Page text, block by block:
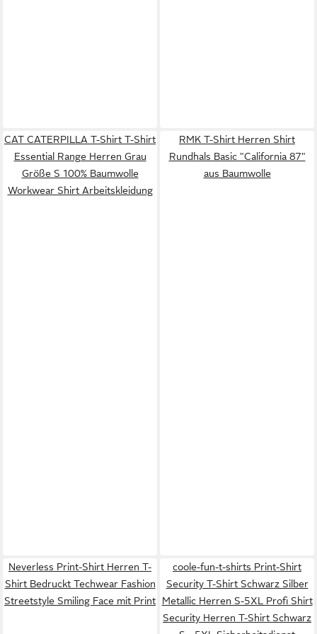
CAT CATERPILLA T-Shirt T-Shirt
Essential Range Herren Grau
Größe S 100% Baumwolle
Workwear Shirt Arbeitskleidung
RMK T-Shirt Herren Shirt
Rundhals Basic "California 87"
aus Baumwolle
Neverless Print-Shirt Herren T-
Shirt Bedruckt Techwear Fashion
Streetstyle Smiling Face mit Print
coole-fun-t-shirts Print-Shirt
Security T-Shirt Schwarz Silber
Metallic Herren S-5XL Profi Shirt
Security Herren T-Shirt Schwarz